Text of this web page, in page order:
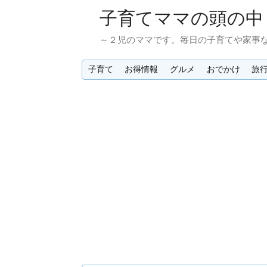
子育てママの頭の中
～２児のママです。毎日の子育てや家事
子育て お得情報 グルメ おでかけ 旅